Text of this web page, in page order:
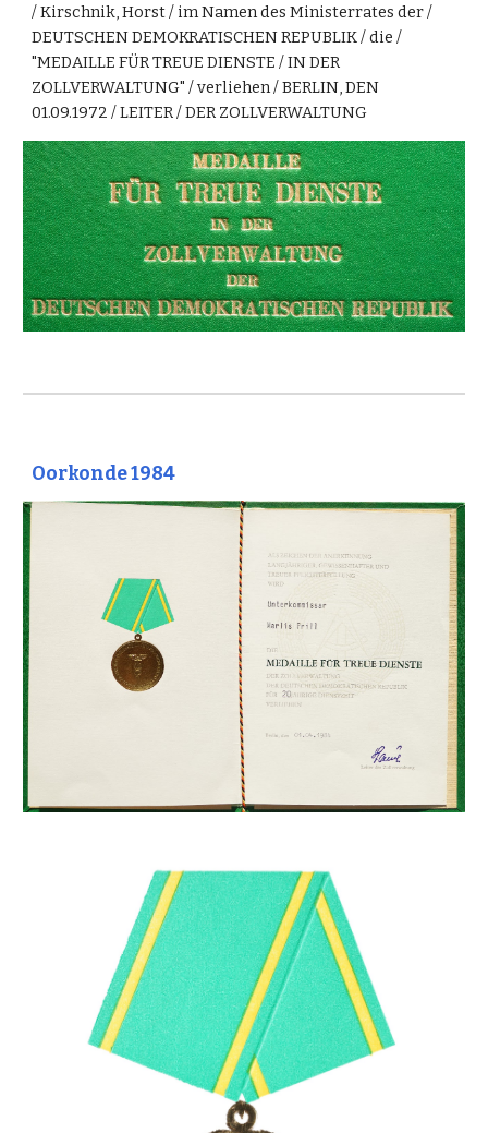
/ Kirschnik, Horst / im Namen des Ministerrates der /
DEUTSCHEN DEMOKRATISCHEN REPUBLIK / die /
"MEDAILLE FÜR TREUE DIENSTE / IN DER
ZOLLVERWALTUNG" / verliehen / BERLIN, DEN
01.09.1972 / LEITER / DER ZOLLVERWALTUNG
Oorkonde 1984